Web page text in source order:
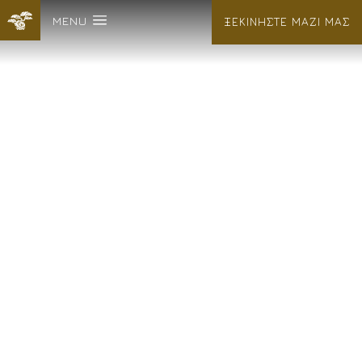
MENU ΞΕΚΙΝΗΣΤΕ ΜΑΖΙ ΜΑΣ